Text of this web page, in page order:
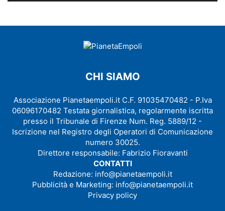
CHI SIAMO
Associazione Pianetaempoli.it C.F. 91035470482 - P.Iva
06096170482 Testata giornalistica, regolarmente iscritta
presso il Tribunale di Firenze Num. Reg. 5889/12 -
Iscrizione nel Registro degli Operatori di Comunicazione
numero 30025.
Direttore responsabile: Fabrizio Fioravanti
CONTATTI
Redazione: info@pianetaempoli.it
Pubblicità e Marketing: info@pianetaempoli.it
Privacy policy